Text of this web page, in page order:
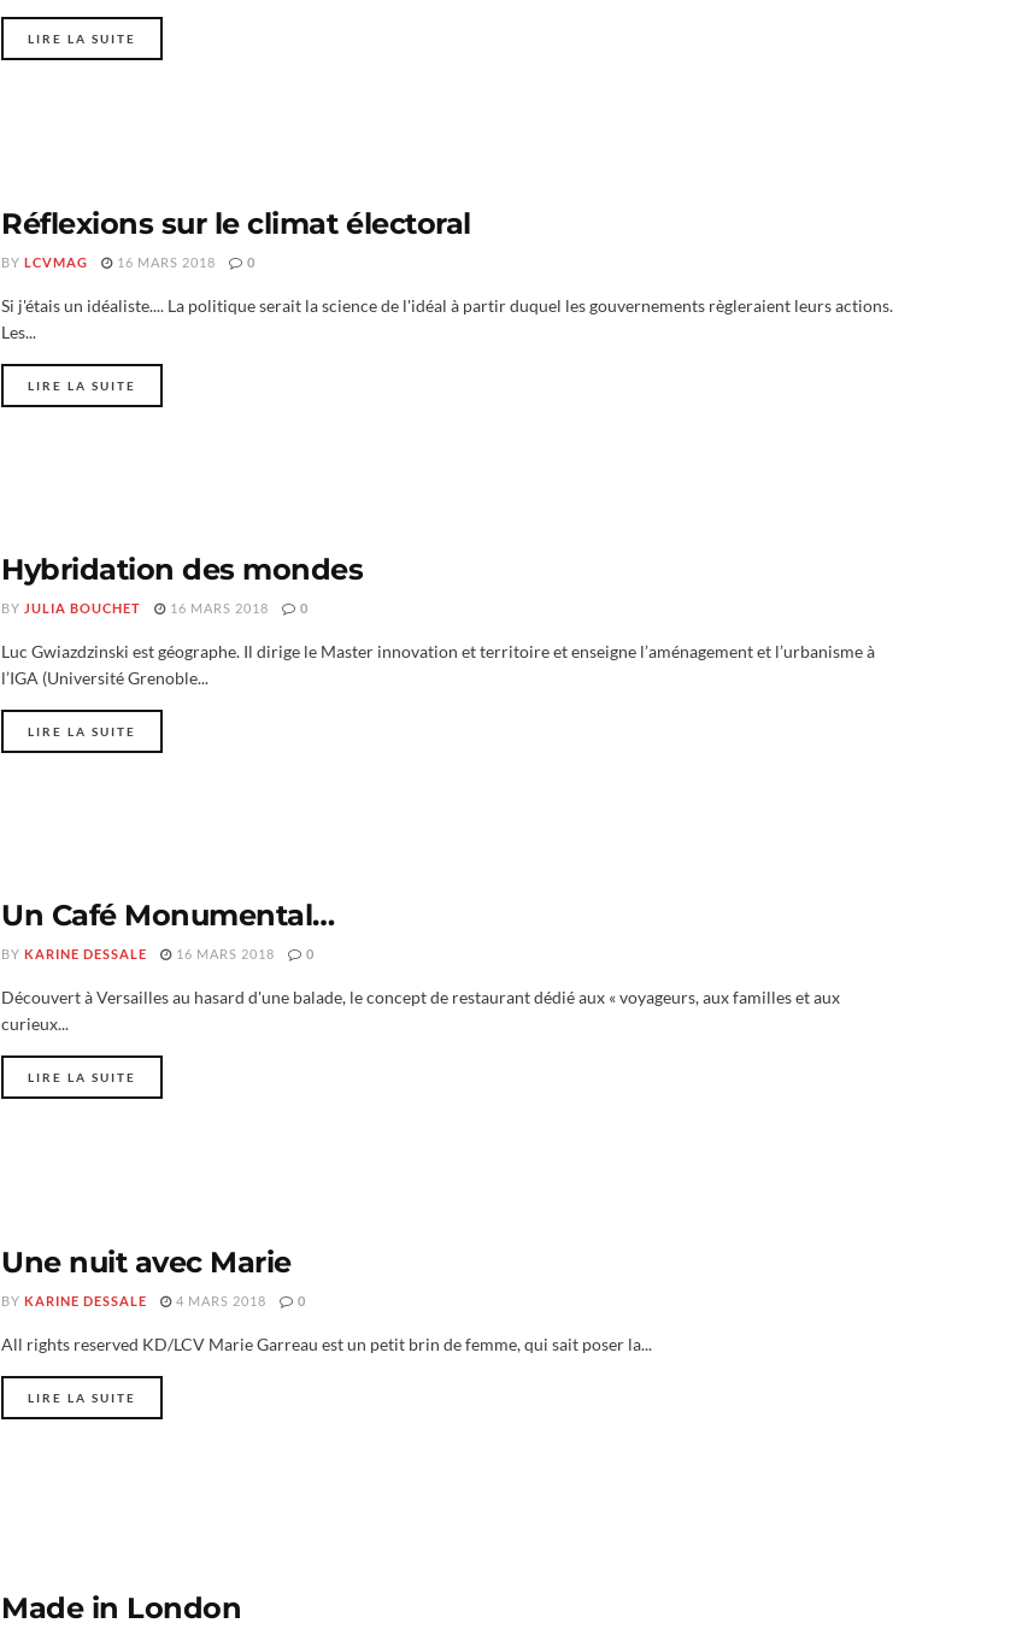
LIRE LA SUITE
Réflexions sur le climat électoral
BY LCVMAG 16 MARS 2018 0
Si j'étais un idéaliste.... La politique serait la science de l'idéal à partir duquel les gouvernements règleraient leurs actions.
Les...
LIRE LA SUITE
Hybridation des mondes
BY JULIA BOUCHET 16 MARS 2018 0
Luc Gwiazdzinski est géographe. Il dirige le Master innovation et territoire et enseigne l’aménagement et l’urbanisme à
l’IGA (Université Grenoble...
LIRE LA SUITE
Un Café Monumental…
BY KARINE DESSALE 16 MARS 2018 0
Découvert à Versailles au hasard d'une balade, le concept de restaurant dédié aux « voyageurs, aux familles et aux
curieux...
LIRE LA SUITE
Une nuit avec Marie
BY KARINE DESSALE 4 MARS 2018 0
All rights reserved KD/LCV Marie Garreau est un petit brin de femme, qui sait poser la...
LIRE LA SUITE
Made in London